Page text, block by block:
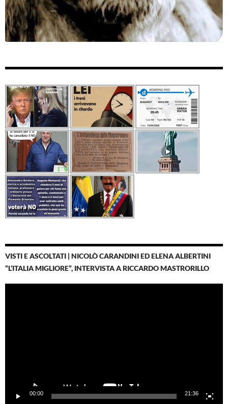
VISTI E ASCOLTATI | NICOLÒ CARANDINI ED ELENA ALBERTINI
“L’ITALIA MIGLIORE”, INTERVISTA A RICCARDO MASTRORILLO
00:00 21:36